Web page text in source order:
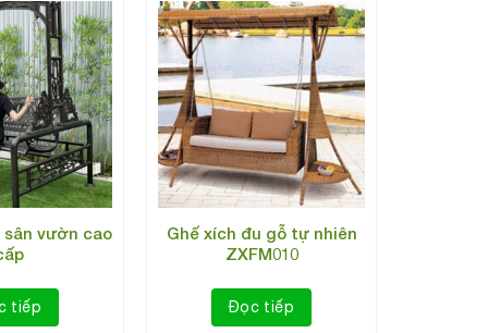
và thông minh, không có thiết kế quá cầu kỳ
ghế có kèm theo thiết kế đệm êm ái giúp
không gỉ giúp đảm bảo an toàn khi khách
sân vườn cao
tiếp
Ghế xích đu gỗ tự nhiên
ZXFM010
Đọc tiếp